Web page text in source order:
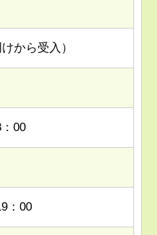
から受入）
00
：00